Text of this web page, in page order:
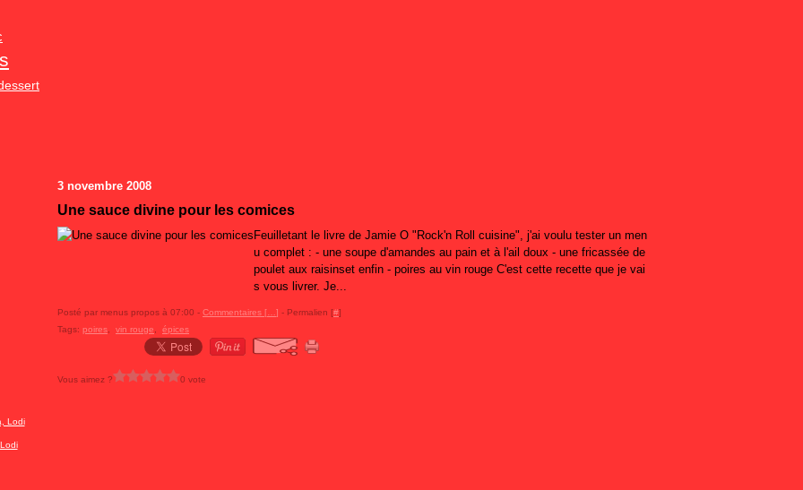
3 novembre 2008
Une sauce divine pour les comices
Feuilletant le livre de Jamie O "Rock'n Roll cuisine", j'ai voulu tester un men
u complet : - une soupe d'amandes au pain et à l'ail doux - une fricassée de
poulet aux raisinset enfin - poires au vin rouge C'est cette recette que je vai
s vous livrer. Je...
Posté par menus propos à 07:00 - Commentaires [ ] - Permalien [#]
Tags: poires vin rouge épices
Vous aimez ? 0 vote